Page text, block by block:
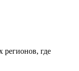
регионов, где